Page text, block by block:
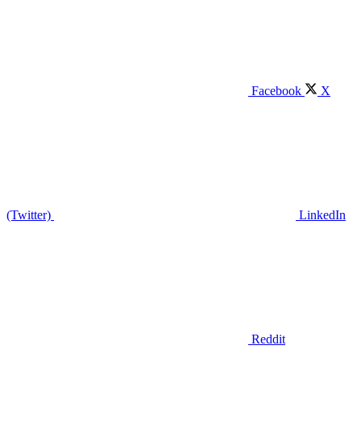
Facebook X
(Twitter) LinkedIn
Reddit